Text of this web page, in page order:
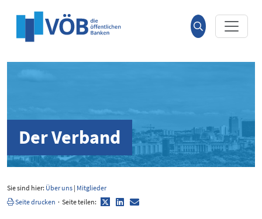
Suche
öffnen
Der Verband
Sie sind hier: Über uns | Mitglieder
Seite drucken · Seite teilen: TwitterLinkedIn
E-
Mail